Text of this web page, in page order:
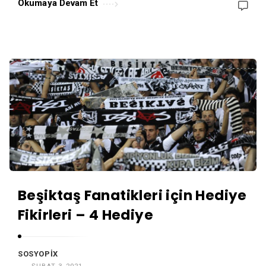
Okumaya Devam Et
Beşiktaş Fanatikleri için Hediye
Fikirleri – 4 Hediye
SOSYOPIX